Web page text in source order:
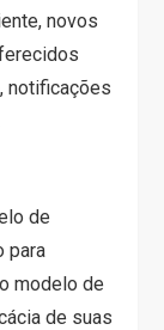
novos
notificações
de
para
modelo de
de suas